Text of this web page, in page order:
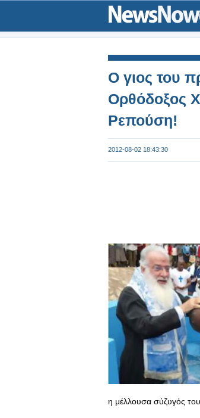
Ο γιος του
Ορθόδοξος
Ρεπούση!
2012-08-02 18:43:30
η μέλλουσα σύζυγός